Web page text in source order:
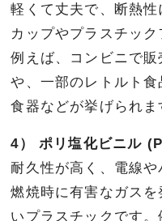
軽くて丈夫で、断熱
カップやプラスチック
例えば、コンビニで
や、一部のレトルト
食器などが挙げられま
4） ポリ塩化ビニル
耐久性が高く、電線や
燃焼時に有害なガス
いプラスチックです